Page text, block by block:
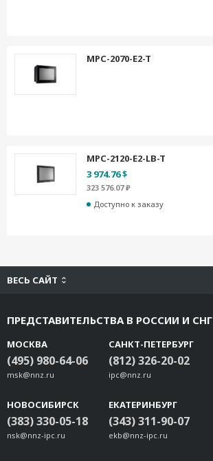
MPC-2070-E2-T
MPC-2120-E2-LB-T
3 974.76 $
323 576.07 ₽
Доступно к заказу
ВЕСЬ САЙТ
ПРЕДСТАВИТЕЛЬСТВА В РОССИИ И СНГ
МОСКВА
(495) 980-64-06
msk@nnz.ru
САНКТ-ПЕТЕРБУРГ
(812) 326-20-02
ipc@nnz.ru
НОВОСИБИРСК
(383) 330-05-18
nsk@nnz-ipc.ru
ЕКАТЕРИНБУРГ
(343) 311-90-07
ekb@nnz-ipc.ru